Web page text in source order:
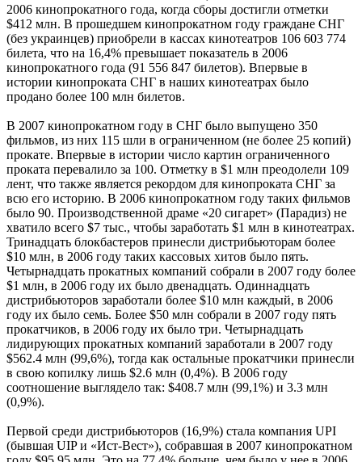
2006 кинопрокатного года, когда сборы достигли отметки
$412 млн. В прошедшем кинопрокатном году граждане СНГ
(без украинцев) приобрели в кассах кинотеатров 106 603 774
билета, что на 16,4% превышает показатель в 2006
кинопрокатного года (91 556 847 билетов). Впервые в
истории кинопроката СНГ в наших кинотеатрах было
продано более 100 млн билетов.
В 2007 кинопрокатном году в СНГ было выпущено 350
фильмов, из них 115 шли в ограниченном (не более 25 копий)
прокате. Впервые в истории число картин ограниченного
проката перевалило за 100. Отметку в $1 млн преодолели 109
лент, что также является рекордом для кинопроката СНГ за
всю его историю. В 2006 кинопрокатном году таких фильмов
было 90. Производственной драме «20 сигарет» (Парадиз) не
хватило всего $7 тыс., чтобы заработать $1 млн в кинотеатрах.
Тринадцать блокбастеров принесли дистрибьюторам более
$10 млн, в 2006 году таких кассовых хитов было пять.
Четырнадцать прокатных компаний собрали в 2007 году более
$1 млн, в 2006 году их было двенадцать. Одиннадцать
дистрибьюторов заработали более $10 млн каждый, в 2006
году их было семь. Более $50 млн собрали в 2007 году пять
прокатчиков, в 2006 году их было три. Четырнадцать
лидирующих прокатных компаний заработали в 2007 году
$562.4 млн (99,6%), тогда как остальные прокатчики принесли
в свою копилку лишь $2.6 млн (0,4%). В 2006 году
соотношение выглядело так: $408.7 млн (99,1%) и 3.3 млн
(0,9%).
Первой среди дистрибьюторов (16,9%) стала компания UPI
(бывшая UIP и «Ист-Вест»), собравшая в 2007 кинопрокатном